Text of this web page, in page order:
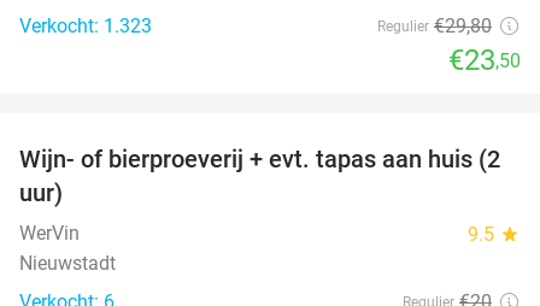
Verkocht: 1.323
Regulier €29,80
€23,50
50%
Wijn- of bierproeverij + evt. tapas aan huis (2
uur)
WerVin 9.5 star
Nieuwstadt
Regulier